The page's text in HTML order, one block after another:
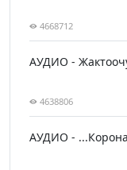
4668712
АУДИО -
4638806
АУДИО -